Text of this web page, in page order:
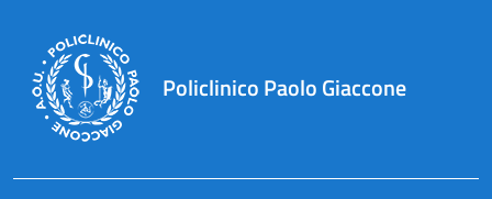
Policlinico Paolo Giaccone